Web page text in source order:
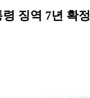
징역 7년 확정